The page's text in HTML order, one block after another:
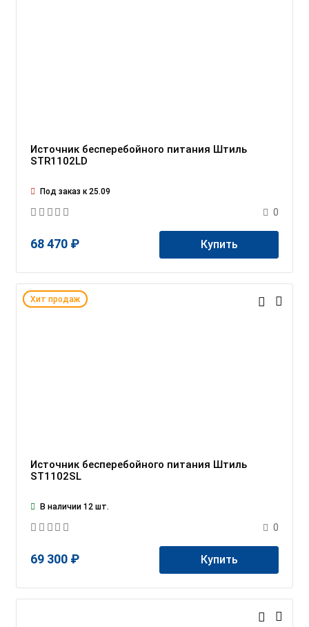
Источник бесперебойного питания Штиль
STR1102LD
Под заказ к 25.09
0
68 470 ₽ Купить
Хит продаж
Источник бесперебойного питания Штиль
ST1102SL
В наличии 12 шт.
0
69 300 ₽ Купить